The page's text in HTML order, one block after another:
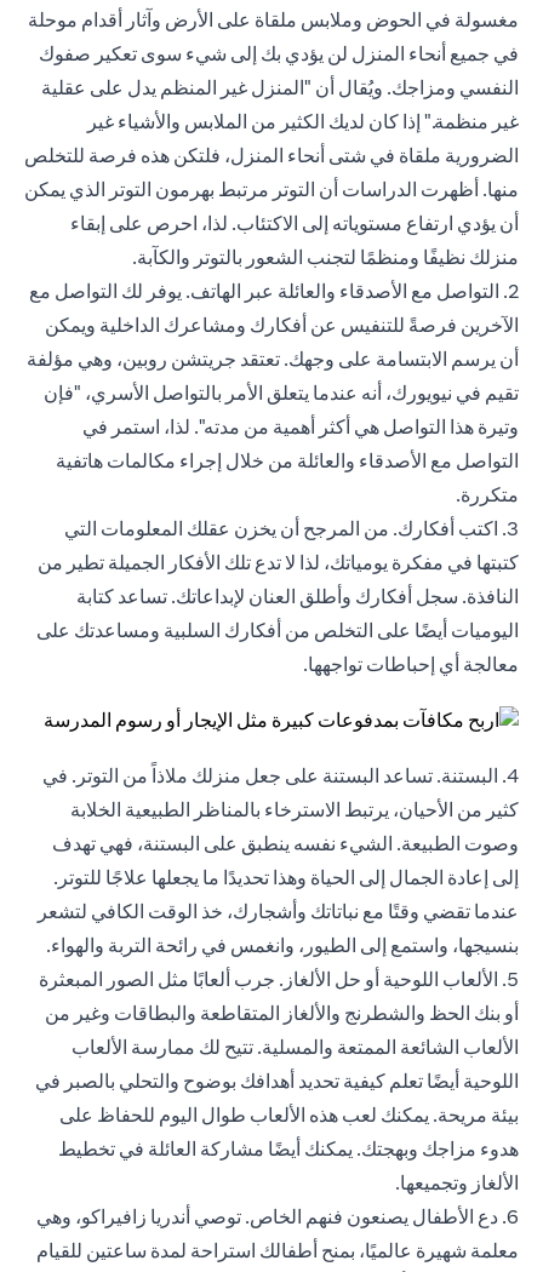
مغسولة في الحوض وملابس ملقاة على الأرض وآثار أقدام موحلة
في جميع أنحاء المنزل لن يؤدي بك إلى شيء سوى تعكير صفوك
النفسي ومزاجك. ويُقال أن "المنزل غير المنظم يدل على عقلية
غير منظمة." إذا كان لديك الكثير من الملابس والأشياء غير
الضرورية ملقاة في شتى أنحاء المنزل، فلتكن هذه فرصة للتخلص
منها. أظهرت الدراسات أن التوتر مرتبط بهرمون التوتر الذي يمكن
أن يؤدي ارتفاع مستوياته إلى الاكتئاب. لذا، احرص على إبقاء
منزلك نظيفًا ومنظمًا لتجنب الشعور بالتوتر والكآبة.
2. التواصل مع الأصدقاء والعائلة عبر الهاتف. يوفر لك التواصل مع
الآخرين فرصةً للتنفيس عن أفكارك ومشاعرك الداخلية ويمكن
أن يرسم الابتسامة على وجهك. تعتقد جريتشن روبين، وهي مؤلفة
تقيم في نيويورك، أنه عندما يتعلق الأمر بالتواصل الأسري، "فإن
وتيرة هذا التواصل هي أكثر أهمية من مدته". لذا، استمر في
التواصل مع الأصدقاء والعائلة من خلال إجراء مكالمات هاتفية
متكررة.
3. اكتب أفكارك. من المرجح أن يخزن عقلك المعلومات التي
كتبتها في مفكرة يومياتك، لذا لا تدع تلك الأفكار الجميلة تطير من
النافذة. سجل أفكارك وأطلق العنان لإبداعاتك. تساعد كتابة
اليوميات أيضًا على التخلص من أفكارك السلبية ومساعدتك على
معالجة أي إحباطات تواجهها.
4. البستنة. تساعد البستنة على جعل منزلك ملاذاً من التوتر. في
كثير من الأحيان، يرتبط الاسترخاء بالمناظر الطبيعية الخلابة
وصوت الطبيعة. الشيء نفسه ينطبق على البستنة، فهي تهدف
إلى إعادة الجمال إلى الحياة وهذا تحديدًا ما يجعلها علاجًا للتوتر.
عندما تقضي وقتًا مع نباتاتك وأشجارك، خذ الوقت الكافي لتشعر
بنسيجها، واستمع إلى الطيور، وانغمس في رائحة التربة والهواء.
5. الألعاب اللوحية أو حل الألغاز. جرب ألعابًا مثل الصور المبعثرة
أو بنك الحظ والشطرنج والألغاز المتقاطعة والبطاقات وغير من
الألعاب الشائعة الممتعة والمسلية. تتيح لك ممارسة الألعاب
اللوحية أيضًا تعلم كيفية تحديد أهدافك بوضوح والتحلي بالصبر في
بيئة مريحة. يمكنك لعب هذه الألعاب طوال اليوم للحفاظ على
هدوء مزاجك وبهجتك. يمكنك أيضًا مشاركة العائلة في تخطيط
الألغاز وتجميعها.
6. دع الأطفال يصنعون فنهم الخاص. توصي أندريا زافيراكو، وهي
معلمة شهيرة عالميًا، بمنح أطفالك استراحة لمدة ساعتين للقيام